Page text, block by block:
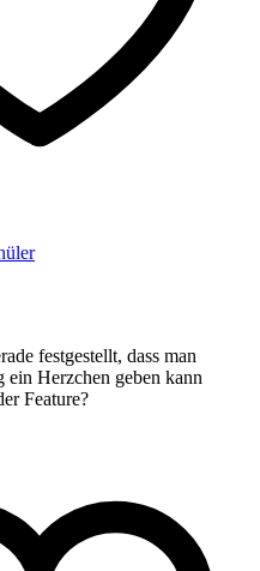
festgestellt, dass man
ein Herzchen geben kann
Feature?